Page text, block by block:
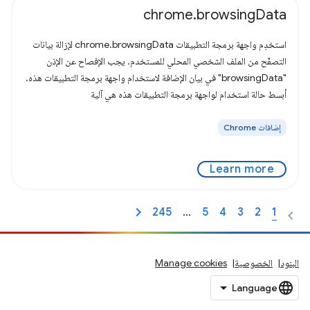
chrome.browsingData
استخدِم واجهة برمجة التطبيقات chrome.browsingData لإزالة بيانات
التصفّح من الملف الشخصي المحلي للمستخدم. يجب الإفصاح عن الإذن
"browsingData" في بيان الإضافة لاستخدام واجهة برمجة التطبيقات هذه.
أبسط حالة استخدام لواجهة برمجة التطبيقات هذه هي آلية
إضافات Chrome
Learn more
1
2
3
4
5
…
245
البنود الخصوصية Manage cookies